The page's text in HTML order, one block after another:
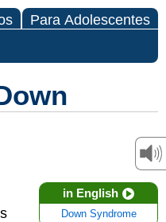
Para Adolescentes
in English
Down Syndrome